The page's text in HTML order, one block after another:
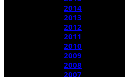
2014
2013
2012
2011
2010
2009
2008
2007